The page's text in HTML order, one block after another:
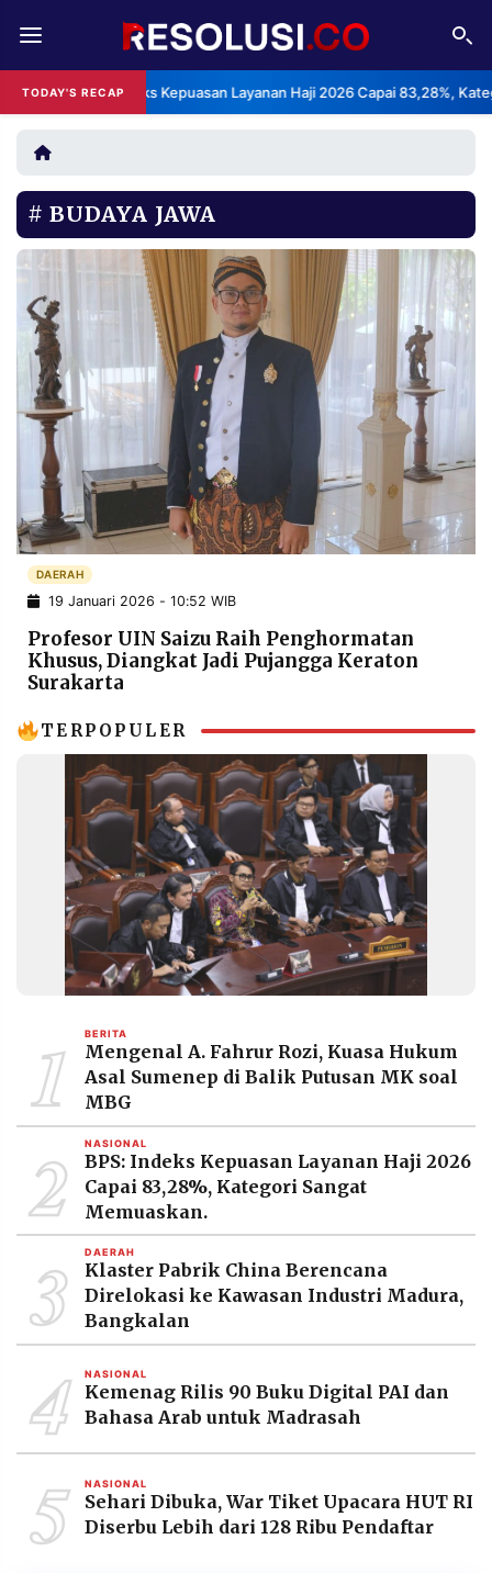
TODAY'S RECAPBPS: Indeks Kepuasan Layanan Haji 2026 Capai 83,28%,
REDAKSI TENTANG
RESOLUSI IKLAN
RUBRIKASI
EDITORIAL AKSARA
FINANSIA PERSONA
DAERAH NASIONAL
MANCA SPORT
INFORMASI
PRIVACY
POLICY
BERITA
WARGA
INFORMASI
IKLAN
KIRIM
PENGADUAN TERM
OF
SERVICE
IKUTI
RESOLUSI
MEDIA
©
Resolusi.co
-
PT.
RESOLUSI
MEDIA
PRAMUDITA
BUDAYA JAWA
DAERAH
19 Januari 2026 - 10:52 WIB
Profesor UIN Saizu Raih Penghormatan
Khusus, Diangkat Jadi Pujangga Keraton
Surakarta
TERPOPULER
1 BERITA
Mengenal A. Fahrur Rozi, Kuasa Hukum
Asal Sumenep di Balik Putusan MK soal
MBG
2 NASIONAL
BPS: Indeks Kepuasan Layanan Haji 2026
Capai 83,28%, Kategori Sangat
Memuaskan.
3 DAERAH
Klaster Pabrik China Berencana
Direlokasi ke Kawasan Industri Madura,
Bangkalan
4 NASIONAL
Kemenag Rilis 90 Buku Digital PAI dan
Bahasa Arab untuk Madrasah
5 NASIONAL
Sehari Dibuka, War Tiket Upacara HUT RI
Diserbu Lebih dari 128 Ribu Pendaftar